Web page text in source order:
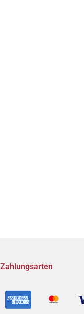
Zahlungsarten